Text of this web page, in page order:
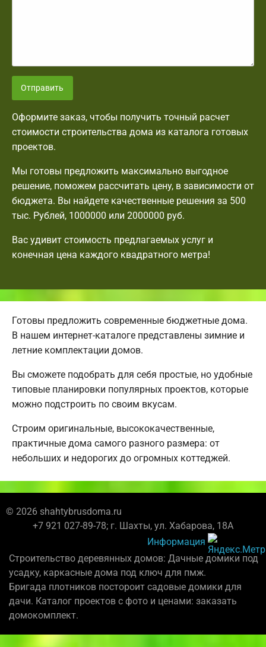
Отправить
Оформите заказ, чтобы получить точный расчет
стоимости строительства дома из каталога готовых
проектов.
Мы готовы предложить максимально выгодное
решение, поможем рассчитать цену, в зависимости от
бюджета. Вы найдете качественные решения за 500
тыс. Рублей, 1000000 или 2000000 руб.
Вас удивит стоимость предлагаемых услуг и
конечная цена каждого квадратного метра!
Готовы предложить современные бюджетные дома.
В нашем интернет-каталоге представлены зимние и
летние комплектации домов.
Вы сможете подобрать для себя простые, но удобные
типовые планировки популярных проектов, которые
можно подстроить по своим вкусам.
Строим оригинальные, высококачественные,
практичные дома самого разного размера: от
небольших и недорогих до огромных коттеджей.
© 2026 shahtybrusdoma.ru
+7 921 027-89-78; г. Шахты, ул. Хабарова, 18А
Информация
Строительство деревянных домов: Дачные домики под
усадку, каркасные дома под ключ для пмж.
Бригада плотников постороит садовые домики для
дачи. Каталог проектов с фото и ценами: заказать
домокомплект.